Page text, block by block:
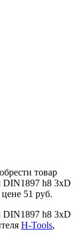
товар
DIN1897 h8 3xD
51 руб.
DIN1897 h8 3xD
H-Tools,